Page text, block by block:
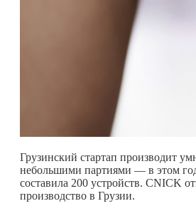
Грузинский стартап производит
небольшими партиями — в этом
составила 200 устройств. CNICK
производство в Грузии.